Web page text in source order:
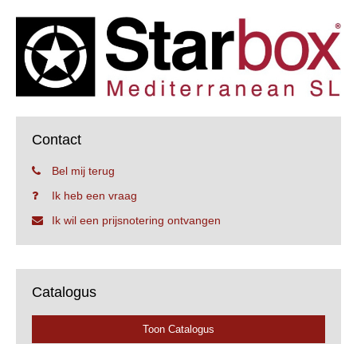
Contact
Bel mij terug
Ik heb een vraag
Ik wil een prijsnotering ontvangen
Catalogus
Toon Catalogus